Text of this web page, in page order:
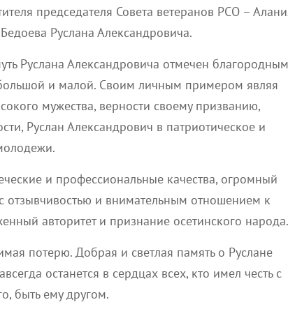
председателя Совета ветеранов РСО –
Руслана Александровича.
Руслана Александровича отмечен благородным
и малой. Своим личным примером являя
мужества, верности своему призванию,
Руслан Александрович в патриотическое и
и профессиональные качества, огромный
отзывчивостью и внимательным отношением к
авторитет и признание осетинского народа.
потерю. Добрая и светлая память о Руслане
останется в сердцах всех, кто имел честь с
быть ему другом.